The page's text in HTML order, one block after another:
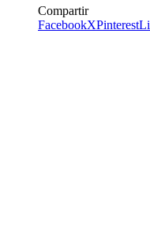
Compartir
FacebookXPinterest